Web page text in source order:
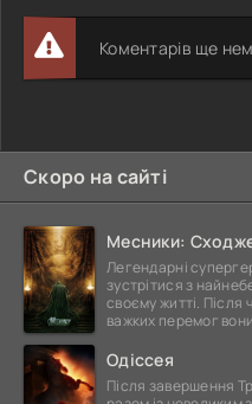
Коментарів ще
Скоро на сайті
Месники:
Легендарні
зустрітися з
своєму житті. Після
важких перемог
Одіссея
Після завершення